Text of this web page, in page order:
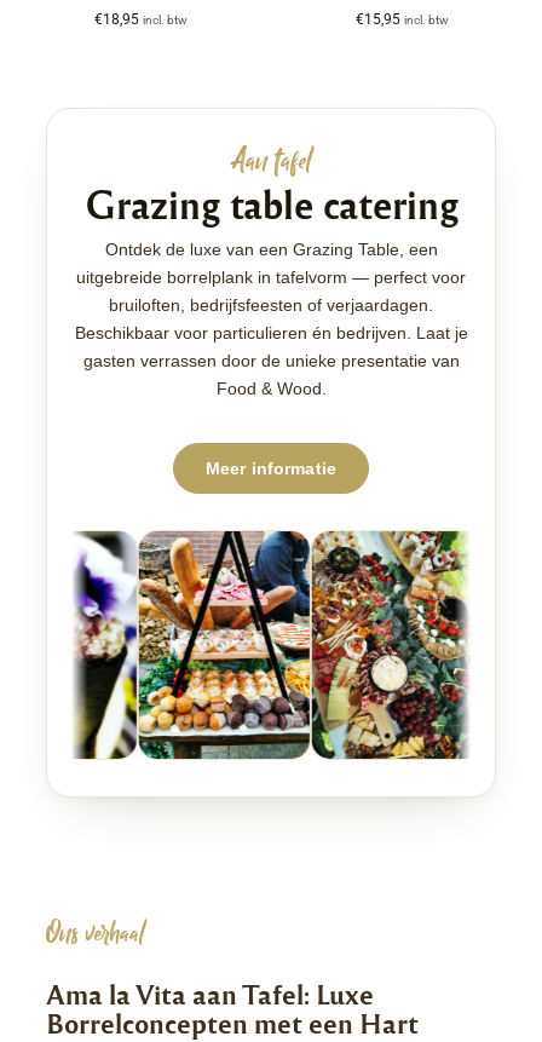
€18,95 incl. btw €15,95 incl. btw
Aan tafel
Grazing table catering
Ontdek de luxe van een Grazing Table, een
uitgebreide borrelplank in tafelvorm — perfect voor
bruiloften, bedrijfsfeesten of verjaardagen.
Beschikbaar voor particulieren én bedrijven. Laat je
gasten verrassen door de unieke presentatie van
Food & Wood.
Meer informatie
Ons verhaal
Ama la Vita aan Tafel: Luxe
Borrelconcepten met een Hart